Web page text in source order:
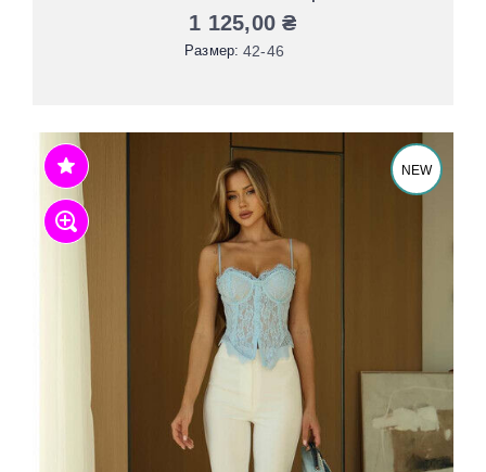
1 125,00₴
Размер: 42-46
NEW